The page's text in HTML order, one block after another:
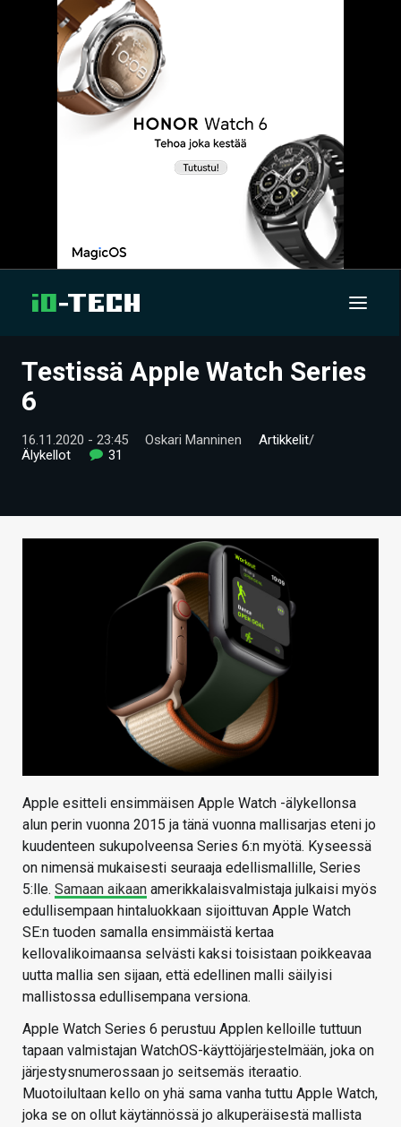
UUTISET
VIDEOT
TIETOA
Testissä Apple Watch Series
6
16.11.2020 - 23:45 Oskari Manninen Artikkelit/
Älykellot
31
Apple esitteli ensimmäisen Apple Watch -älykellonsa
alun perin vuonna 2015 ja tänä vuonna mallisarjas eteni jo
kuudenteen sukupolveensa Series 6:n myötä. Kyseessä
on nimensä mukaisesti seuraaja edellismallille, Series
5:lle. Samaan aikaan amerikkalaisvalmistaja julkaisi myös
edullisempaan hintaluokkaan sijoittuvan Apple Watch
SE:n tuoden samalla ensimmäistä kertaa
kellovalikoimaansa selvästi kaksi toisistaan poikkeavaa
uutta mallia sen sijaan, että edellinen malli säilyisi
mallistossa edullisempana versiona.
Apple Watch Series 6 perustuu Applen kelloille tuttuun
tapaan valmistajan WatchOS-käyttöjärjestelmään, joka on
järjestysnumerossaan jo seitsemäs iteraatio.
Muotoilultaan kello on yhä sama vanha tuttu Apple Watch,
joka se on ollut käytännössä jo alkuperäisestä mallista